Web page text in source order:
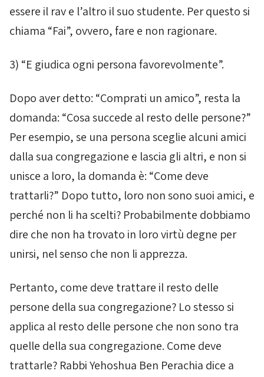
essere il rav e l’altro il suo studente. Per questo si
chiama “Fai”, ovvero, fare e non ragionare.
3) “E giudica ogni persona favorevolmente”.
Dopo aver detto: “Comprati un amico”, resta la
domanda: “Cosa succede al resto delle persone?”
Per esempio, se una persona sceglie alcuni amici
dalla sua congregazione e lascia gli altri, e non si
unisce a loro, la domanda è: “Come deve
trattarli?” Dopo tutto, loro non sono suoi amici, e
perché non li ha scelti? Probabilmente dobbiamo
dire che non ha trovato in loro virtù degne per
unirsi, nel senso che non li apprezza.
Pertanto, come deve trattare il resto delle
persone della sua congregazione? Lo stesso si
applica al resto delle persone che non sono tra
quelle della sua congregazione. Come deve
trattarle? Rabbi Yehoshua Ben Perachia dice a